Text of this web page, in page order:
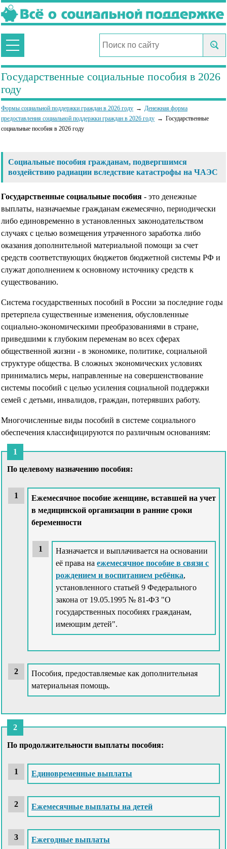
Государственные социальные пособия в 2026
году
Формы социальной поддержки граждан в 2026 году
Денежная форма
предоставления социальной поддержки граждан в 2026 году
Государственные
социальные пособия в 2026 году
Социальные пособия гражданам, подвергшимся
воздействию радиации вследствие катастрофы на ЧАЭС
Государственные социальные пособия - это денежные
выплаты, назначаемые гражданам ежемесячно, периодически
либо единовременно в установленных законодательством
случаях с целью возмещения утраченного заработка либо
оказания дополнительной материальной помощи за счет
средств соответствующих бюджетов бюджетной системы РФ и
служат дополнением к основному источнику средств к
существованию.
Система государственных пособий в России за последние годы
претерпела существенные изменения, обусловленные
социально-экономическими преобразованиями в стране,
приведшими к глубоким переменам во всех сферах
общественной жизни - в экономике, политике, социальной
структуре общества. В сложных экономических условиях
принимались меры, направленные на совершенствование
системы пособий с целью усиления социальной поддержки
семей с детьми, инвалидов, граждан, потерявших работу.
Многочисленные виды пособий в системе социального
обеспечения классифицируются по различным основаниям:
По целевому назначению пособия:
Ежемесячное пособие женщине, вставшей на учет
в медицинской организации в ранние сроки
беременности
Назначается и выплачивается на основании
её права наежемесячное пособие в связи с
рождением и воспитанием ребёнка,
установленного статьей 9 Федерального
закона от 19.05.1995 № 81-ФЗ "О
государственных пособиях гражданам,
имеющим детей".
Пособия, предоставляемые как дополнительная
материальная помощь.
По продолжительности выплаты пособия:
Единовременные выплаты
Ежемесячные выплаты на детей
Ежегодные выплаты